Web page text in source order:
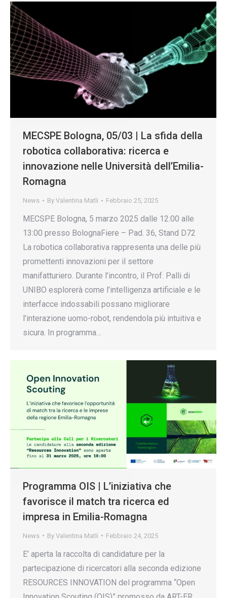
MECSPE Bologna, 05/03 | La sfida della
robotica collaborativa: ricerca e
innovazione nelle Università dell’Emilia-
Romagna
News By Valentina Matli Febbraio 25, 2025
MECSPE Bologna, 5 marzo 2025 dalle 12:00 alle
13:00 presso BolognaFiere – Pad. 36, Stand D72
La robotica collaborativa rappresenta una delle più
promettenti innovazioni per il settore
manifatturiero. Durante l’incontro, il Prof. Palli di
UNIBO esplorerà come l’intelligenza artificiale e le
interfacce indossabili possano migliorare
l’interazione uomo-robot, rendendola più intuitiva e
sicura. In programma…
Programma OIS | L’iniziativa che
favorisce il match tra ricerca ed
impresa in Emilia-Romagna
News By Valentina Matli Febbraio 24, 2025
E’ aperta la raccolta di candidature per la
partecipazione di ricercatori alla seconda edizione
RESOURCES INNOVATION del programma “Open